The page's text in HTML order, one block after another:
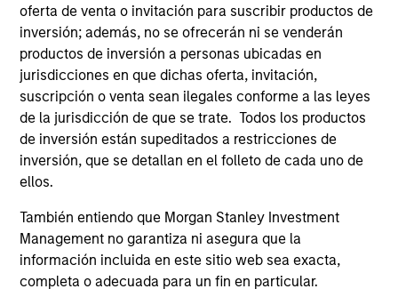
oferta de venta o invitación para suscribir productos de
inversión; además, no se ofrecerán ni se venderán
productos de inversión a personas ubicadas en
jurisdicciones en que dichas oferta, invitación,
suscripción o venta sean ilegales conforme a las leyes
de la jurisdicción de que se trate. Todos los productos
de inversión están supeditados a restricciones de
inversión, que se detallan en el folleto de cada uno de
ellos.
También entiendo que Morgan Stanley Investment
Management no garantiza ni asegura que la
información incluida en este sitio web sea exacta,
completa o adecuada para un fin en particular.
All investing involves risks, including a loss of principal.
Please refer to the strategy detail page for important
information on the strategy, including additional risk
considerations.